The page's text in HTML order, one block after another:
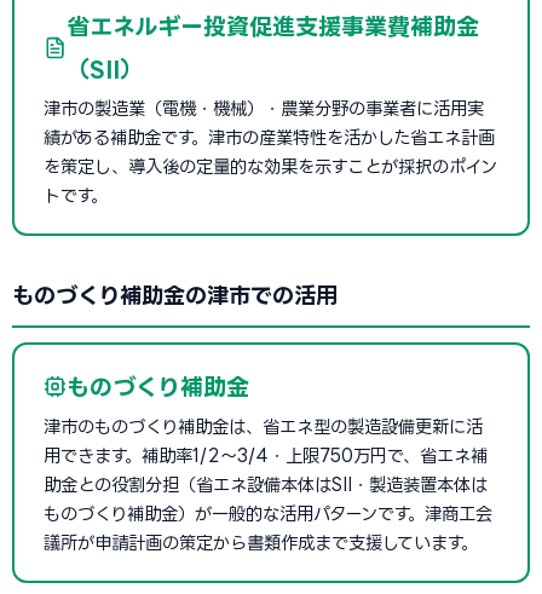
省エネルギー投資促進支援事業費補助金
（SII）
津市の製造業（電機・機械）・農業分野の事業者に活用実
績がある補助金です。津市の産業特性を活かした省エネ計画
を策定し、導入後の定量的な効果を示すことが採択のポイン
トです。
ものづくり補助金の津市での活用
ものづくり補助金
津市のものづくり補助金は、省エネ型の製造設備更新に活
用できます。補助率1/2〜3/4・上限750万円で、省エネ補
助金との役割分担（省エネ設備本体はSII・製造装置本体は
ものづくり補助金）が一般的な活用パターンです。津商工会
議所が申請計画の策定から書類作成まで支援しています。